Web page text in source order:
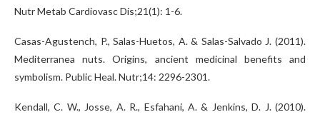
Nutr Metab Cardiovasc Dis;21(1): 1-6.
Casas-Agustench, P., Salas-Huetos, A. & Salas-Salvado J. (2011).
Mediterranea nuts. Origins, ancient medicinal benefits and
symbolism. Public Heal. Nutr;14: 2296-2301.
Kendall, C. W., Josse, A. R., Esfahani, A. & Jenkins, D. J. (2010).